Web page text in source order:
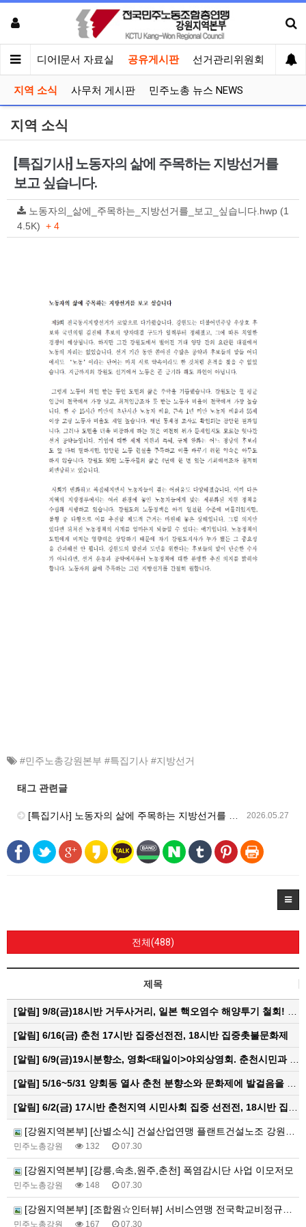
견 미디어|문서 자료실 공유게시판 선거관리위원회
지역 소식 사무처 게시판 민주노총 뉴스 NEWS
지역 소식
[특집기사] 노동자의 삶에 주목하는 지방선거를
보고 싶습니다.
노동자의_삶에_주목하는_지방선거를_보고_싶습니다.hwp (1
4.5K) + 4
#민주노총강원본부 #특집기사 #지방선거
태그 관련글
2026.05.27
[특집기사] 노동자의 삶에 주목하는 지방선거를 보고 싶습니다.
전체(488)
제목
[알림] 9/8(금)18시반 거두사거리, 일본 핵오염수 해양투기 철회! 춘천시민대회
[알림] 6/16(금) 춘천 17시반 집중선전전, 18시반 집중촛불문화제
[알림] 6/9(금)19시분향소, 영화<태일이>야외상영회. 춘천시민과 함께하는 한여름밤의 영화산책
[알림] 5/16~5/31 양회동 열사 춘천 분향소와 문화제에 발걸음을 내어주신 모든 분들께 감사인사를 올립니다.
[알림] 6/2(금) 17시반 춘천지역 시민사회 집중 선전전, 18시반 집중 촛불문화제
[강원지역본부] [산별소식] 건설산업연맹 플랜트건설노조 강원충북지부
민주노총강원 132 07.30
[강원지역본부] [강릉,속초,원주,춘천] 폭염감시단 사업 이모저모
민주노총강원 148 07.30
[강원지역본부] [조합원☆인터뷰] 서비스연맹 전국학교비정규직노동조합 강원지부 김유미 춘천지회장
민주노총강원 167 07.30